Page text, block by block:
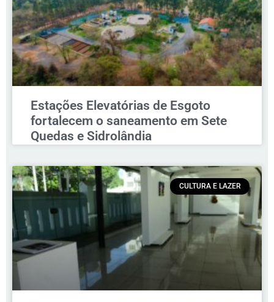
Estações Elevatórias de Esgoto
fortalecem o saneamento em Sete
Quedas e Sidrolândia
CULTURA E LAZER